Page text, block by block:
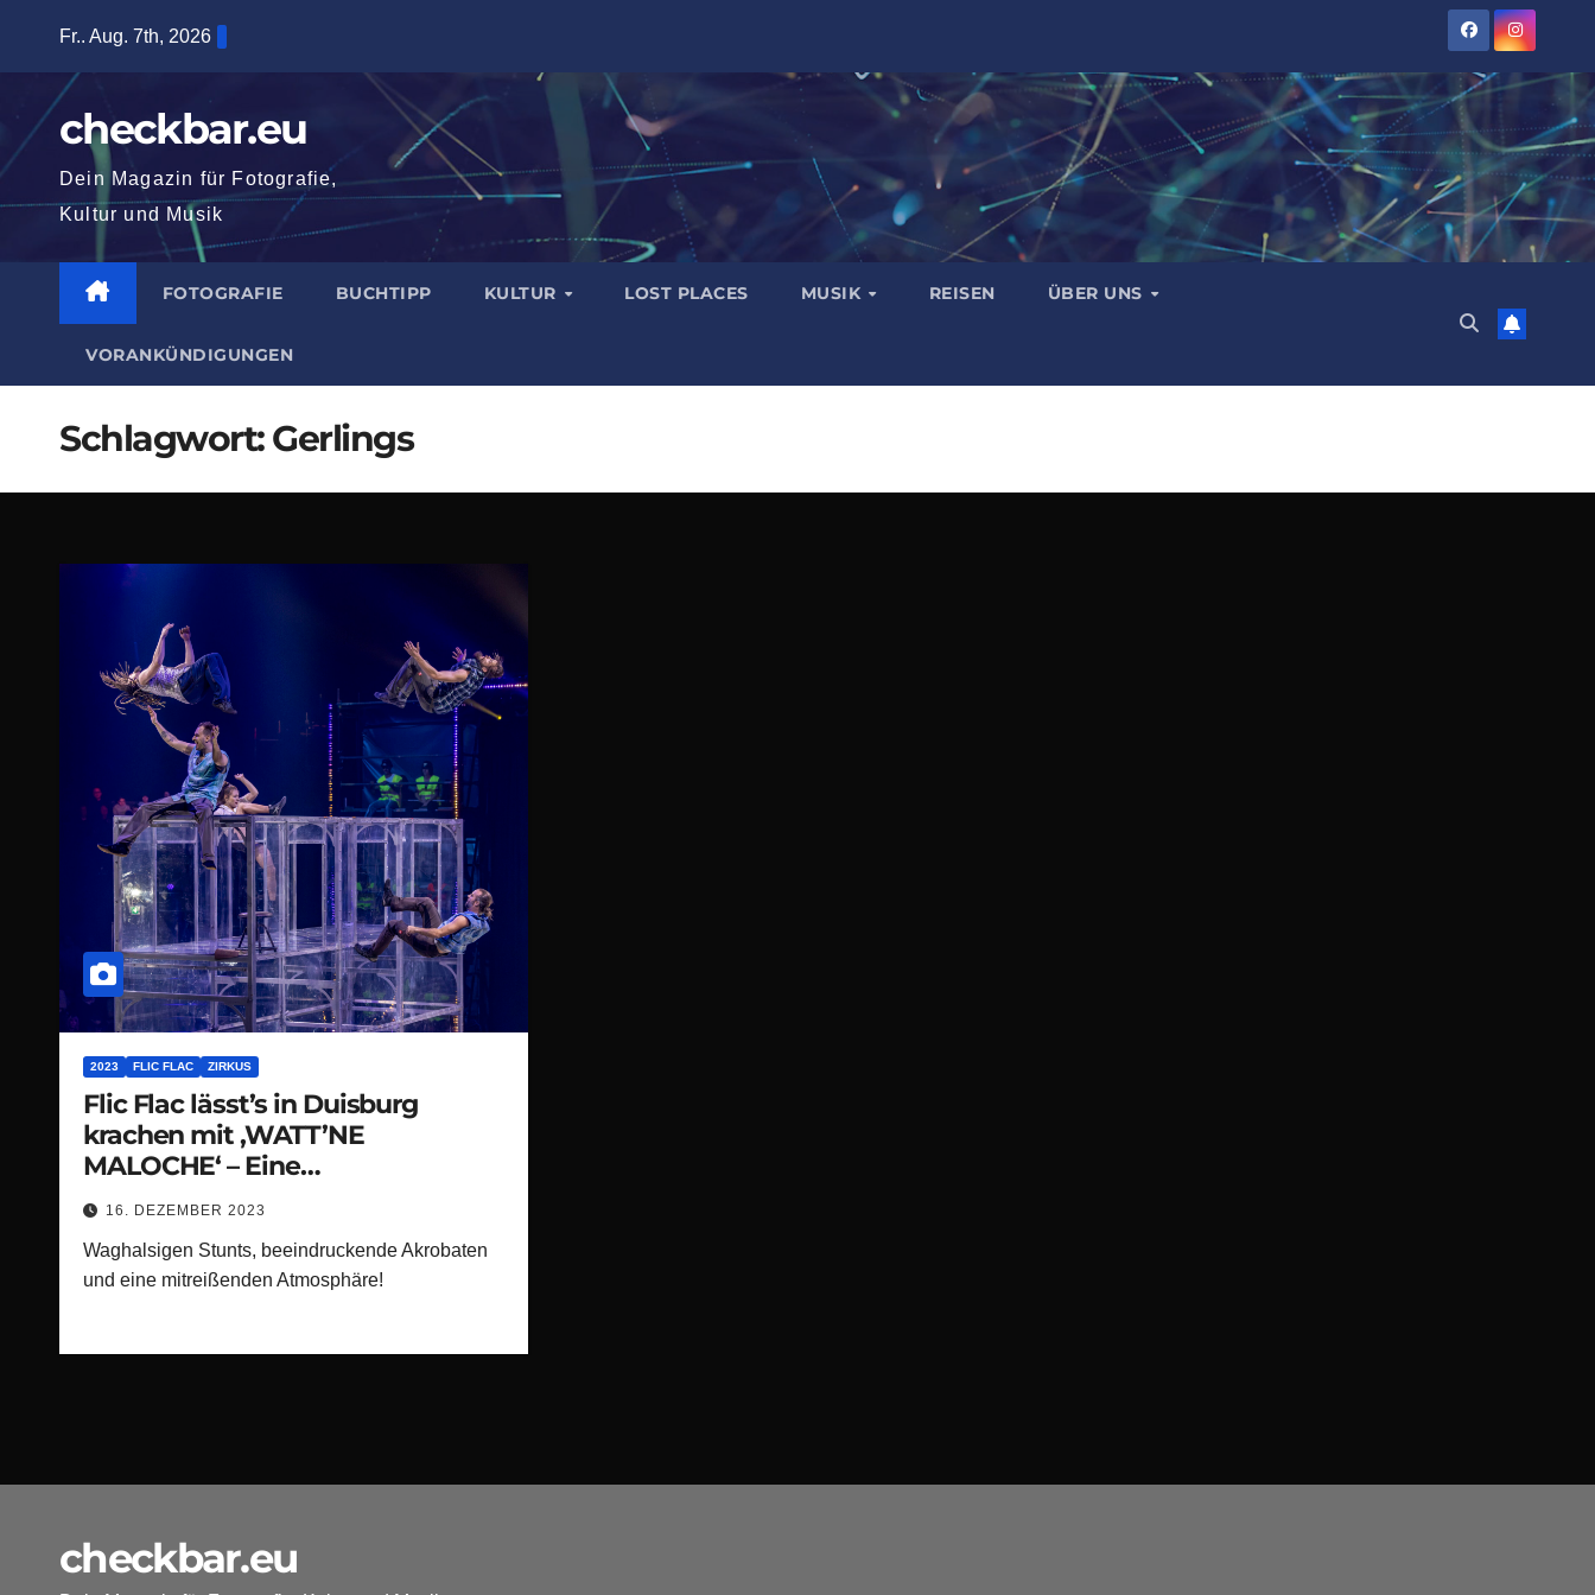
springen
Fr.. Aug. 7th, 2026
checkbar.eu
Dein Magazin für Fotografie,
Kultur und Musik
FOTOGRAFIE BUCHTIPP KULTUR LOST PLACES MUSIK REISEN ÜBER UNS
VORANKÜNDIGUNGEN
Schlagwort:Gerlings
2023 FLIC FLAC ZIRKUS
Flic Flac lässt’s in Duisburg
krachen mit ‚WATT’NE
MALOCHE‘ – Eine
atemberaubende Premiere voller
Nervenkitzel und
Hochspannung!“
16. DEZEMBER 2023
Waghalsigen Stunts, beeindruckende Akrobaten
und eine mitreißenden Atmosphäre!
checkbar.eu